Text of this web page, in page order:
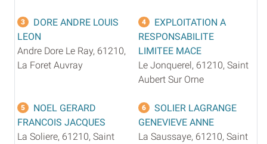
3
DORE ANDRE LOUIS
LEON
Andre Dore Le Ray, 61210,
La Foret Auvray
4
EXPLOITATION A
RESPONSABILITE
LIMITEE MACE
Le Jonquerel, 61210, Saint
Aubert Sur Orne
5
NOEL GERARD
FRANCOIS JACQUES
La Soliere, 61210, Saint
6
SOLIER LAGRANGE
GENEVIEVE ANNE
La Saussaye, 61210, Saint